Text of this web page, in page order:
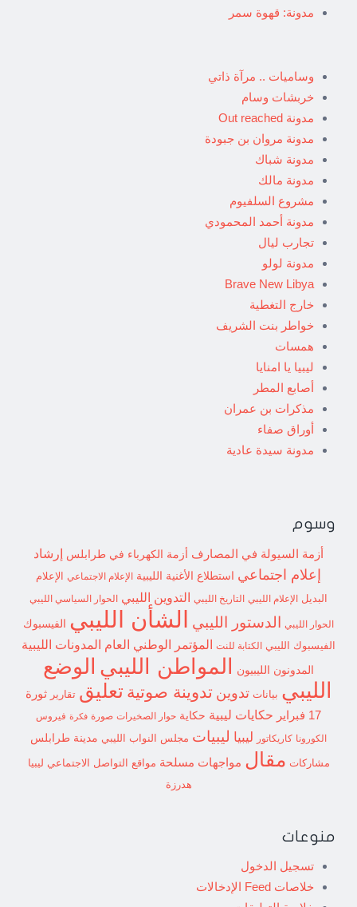
مدونة: قهوة سمر
وساميات .. مرآة ذاتي
خربشات وسام
مدونة Out reached
مدونة مروان بن جبودة
مدونة شباك
مدونة مالك
مشروع السلفيوم
مدونة أحمد المحمودي
تجارب ليال
مدونة لولو
Brave New Libya
خارج التغطية
خواطر بنت الشريف
همسات
ليبيا يا امنايا
أصابع المطر
مذكرات بن عمران
أوراق صفاء
مدونة سيدة عادية
وسوم
أزمة السيولة في المصارف أزمة الكهرباء في طرابلس إرشاد
إعلام اجتماعي استطلاع الأغنية الليبية الإعلام الاجتماعي
الإعلام
البديل الإعلام الليبي التاريخ الليبي التدوين الليبي الحوار السياسي الليبي
الحوار الليبي الدستور الليبي الشأن الليبي الفيسبوك
الفيسبوك الليبي الكتابة للنت المؤتمر الوطني العام المدونات الليبية
المدونون الليبيون المواطن الليبي الوضع
الليبي بيانات تدوين تدوينة صوتية تعليق تقارير
ثورة
17 فبراير
حكايات ليبية حكاية حوار الصخيرات صورة فكرة فيروس
الكورونا كاريكاتور ليبيا ليبيات مجلس النواب الليبي مدينة طرابلس
مشاركات مقال مواجهات مسلحة مواقع التواصل الاجتماعي ليبيا
هدرزة
منوعات
تسجيل الدخول
خلاصات Feed الإدخالات